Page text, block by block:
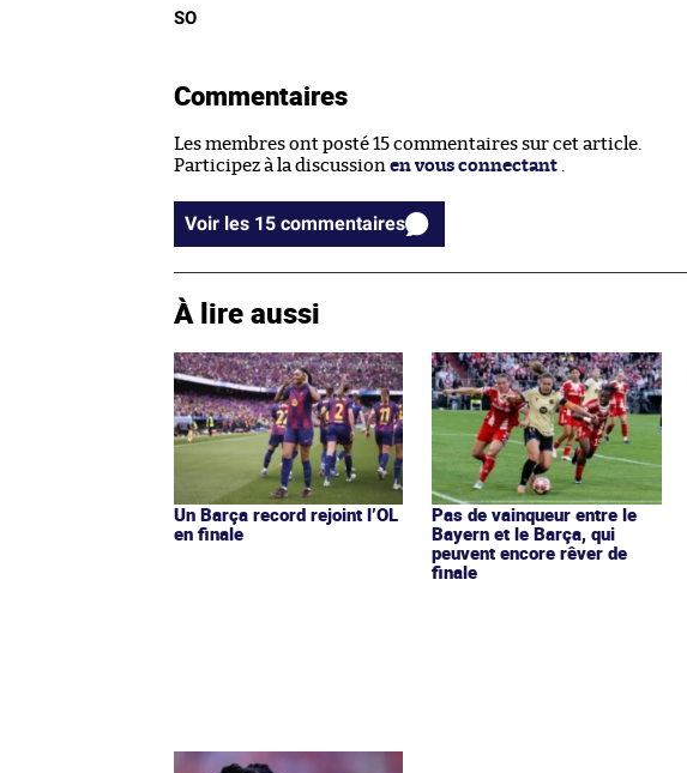
SO
Commentaires
Les membres ont posté 15 commentaires sur cet article.
Participez à la discussion en vous connectant
Voir les 15 commentaires
À lire aussi
Un Barça record rejoint l’OL
en finale
Pas de vainqueur entre le
Bayern et le Barça, qui
peuvent encore rêver de
finale